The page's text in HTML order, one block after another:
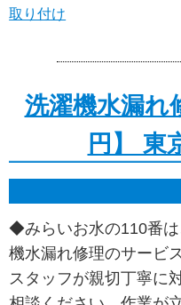
取り付け
洗濯機水漏れ
円】 東
◆みらいお水の110番
機水漏れ修理のサービ
スタッフが親切丁寧に